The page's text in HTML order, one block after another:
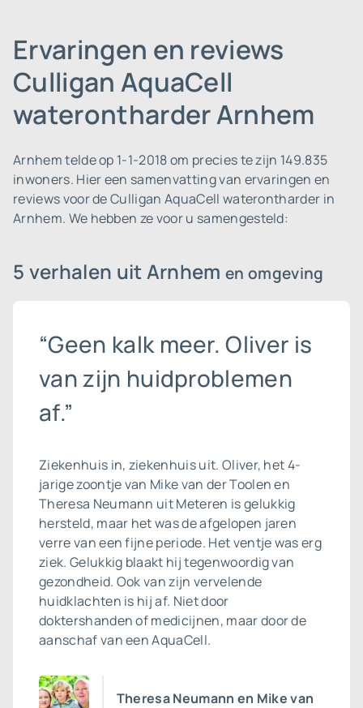
Ervaringen en reviews
Culligan AquaCell
waterontharder Arnhem
Arnhem telde op 1-1-2018 om precies te zijn 149.835
inwoners. Hier een samenvatting van ervaringen en
reviews voor de Culligan AquaCell waterontharder in
Arnhem. We hebben ze voor u samengesteld:
5 verhalen uit Arnhemen omgeving
“Geen kalk meer. Oliver is
van zijn huidproblemen
af.”
Ziekenhuis in, ziekenhuis uit. Oliver, het 4-
jarige zoontje van Mike van der Toolen en
Theresa Neumann uit Meteren is gelukkig
hersteld, maar het was de afgelopen jaren
verre van een fijne periode. Het ventje was erg
ziek. Gelukkig blaakt hij tegenwoordig van
gezondheid. Ook van zijn vervelende
huidklachten is hij af. Niet door
doktershanden of medicijnen, maar door de
aanschaf van een AquaCell.
Theresa Neumann en Mike van